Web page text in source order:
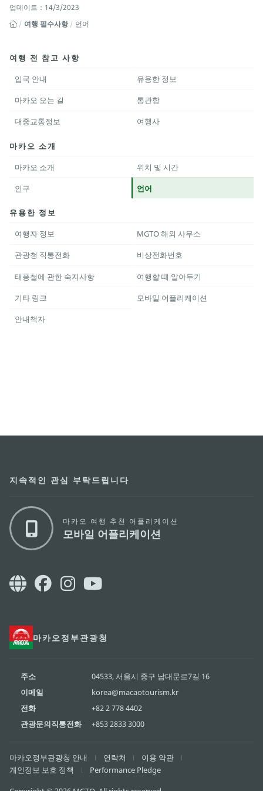
업데이트：14/3/2023
여행 필수사항
언어
여행 전 참고 사항
입국 안내
유용한 정보
마카오 오는 길 통관항
대중교통정보 여행사
마카오 소개
마카오 소개
위치 및 시간
인구 언어
유용한 정보
여행자 정보
MGTO 해외 사무소
관광청 직통전화 비상전화번호
태풍철에 관한 숙지사항 여행할 때 알아두기
기타 링크 모바일 어플리케이션
안내책자
마카오정부관광청
주소
04533, 서울시 중구 남대문로7길 16
이메일
korea@macaotourism.kr
전화
+82 2 778 4402
관광문의직통전화
+853 2833 3000
지속적인 관심 부탁드립니다
마카오 여행 추천 어플리케이션
모바일 어플리케이션
마카오정부관광청 안내 연락처
이용 약관
개인정보 보호 정책
Performance Pledge